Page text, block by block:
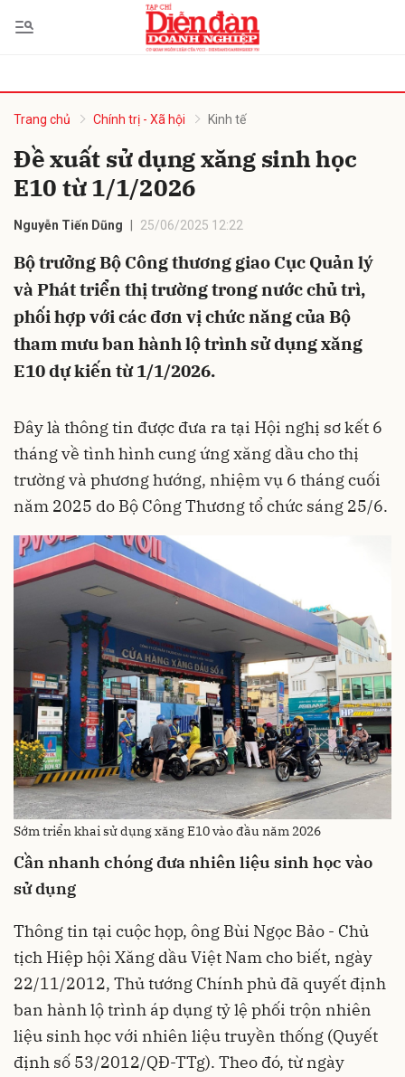
Trang chủ Chính trị - Xã hội Kinh tế
Đề xuất sử dụng xăng sinh học
E10 từ 1/1/2026
Nguyễn Tiến Dũng 25/06/2025 12:22
Bộ trưởng Bộ Công thương giao Cục Quản lý
và Phát triển thị trường trong nước chủ trì,
phối hợp với các đơn vị chức năng của Bộ
tham mưu ban hành lộ trình sử dụng xăng
E10 dự kiến từ 1/1/2026.
Đây là thông tin được đưa ra tại Hội nghị sơ kết 6
tháng về tình hình cung ứng xăng dầu cho thị
trường và phương hướng, nhiệm vụ 6 tháng cuối
năm 2025 do Bộ Công Thương tổ chức sáng 25/6.
Sớm triển khai sử dụng xăng E10 vào đầu năm 2026
Cần nhanh chóng đưa nhiên liệu sinh học vào
sử dụng
Thông tin tại cuộc họp, ông Bùi Ngọc Bảo - Chủ
tịch Hiệp hội Xăng dầu Việt Nam cho biết, ngày
22/11/2012, Thủ tướng Chính phủ đã quyết định
ban hành lộ trình áp dụng tỷ lệ phối trộn nhiên
liệu sinh học với nhiên liệu truyền thống (Quyết
định số 53/2012/QĐ-TTg). Theo đó, từ ngày
luận